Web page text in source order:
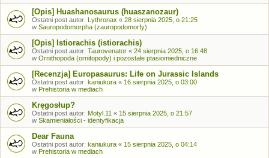
[Opis] Huashanosaurus (huaszanozaur)
Ostatni post autor: Lythronax « 28 sierpnia 2025, o 21:25
w Sauropodomorpha (zauropodomorfy)
[Opis] Istiorachis (istiorachis)
Ostatni post autor: Taurovenator « 24 sierpnia 2025, o 16:48
w Ornithopoda (ornitopody) i pozostałe ptasiomiedniczne
[Recenzja] Europasaurus: Life on Jurassic Islands
Ostatni post autor: kaniukura « 16 sierpnia 2025, o 03:00
w Prehistoria w mediach
Kręgosłup?
Ostatni post autor: Motyl.11 « 15 sierpnia 2025, o 21:57
w Skamieniałości - identyfikacja
Dear Fauna
Ostatni post autor: kaniukura « 15 sierpnia 2025, o 04:14
w Prehistoria w mediach